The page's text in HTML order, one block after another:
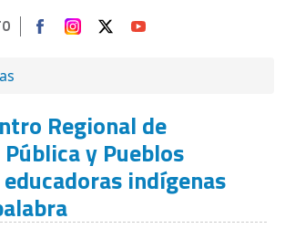
ENLACES DE AYUDA A
Regional de
y Pueblos
indígenas